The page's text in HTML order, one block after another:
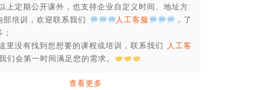
上定期公开课外，也支持企业自定义时间、地址方
部培训，欢迎联系我们
人工客服
，了
里没有找到您想要的课程或培训，联系我们 人工客
们会第一时间满足您的需求。
查看更多